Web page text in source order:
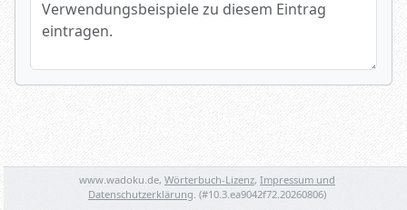
Spamtest: 5+4=?
www.wadoku.de, Wörterbuch-Lizenz, Impressum und
Datenschutzerklärung . (#10.3.ea9042f72.20260806)